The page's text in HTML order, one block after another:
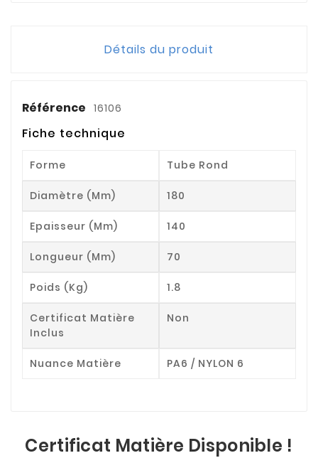
Détails du produit
Référence 16106
Fiche technique
Forme Tube Rond
Diamètre (mm) 180
Epaisseur (mm) 140
Longueur (mm) 70
Poids (kg) 1.8
Certificat Matière
Inclus
Non
Nuance Matière PA6 / NYLON 6
Certificat Matière Disponible !